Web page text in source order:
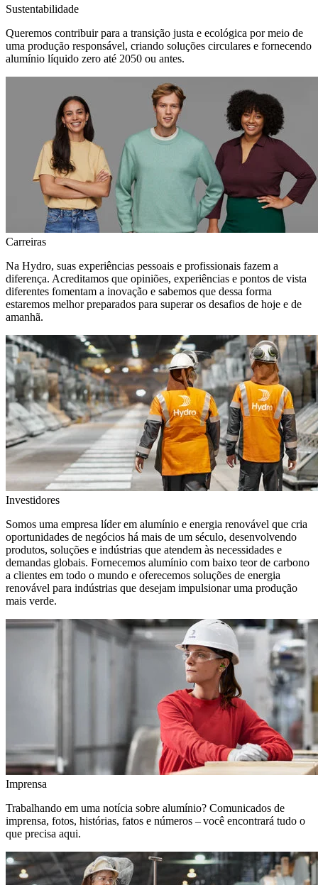
Sustentabilidade
Queremos contribuir para a transição justa e ecológica por meio de
uma produção responsável, criando soluções circulares e fornecendo
alumínio líquido zero até 2050 ou antes.
Carreiras
Na Hydro, suas experiências pessoais e profissionais fazem a
diferença. Acreditamos que opiniões, experiências e pontos de vista
diferentes fomentam a inovação e sabemos que dessa forma
estaremos melhor preparados para superar os desafios de hoje e de
amanhã.
Investidores
Somos uma empresa líder em alumínio e energia renovável que cria
oportunidades de negócios há mais de um século, desenvolvendo
produtos, soluções e indústrias que atendem às necessidades e
demandas globais. Fornecemos alumínio com baixo teor de carbono
a clientes em todo o mundo e oferecemos soluções de energia
renovável para indústrias que desejam impulsionar uma produção
mais verde.
Imprensa
Trabalhando em uma notícia sobre alumínio? Comunicados de
imprensa, fotos, histórias, fatos e números – você encontrará tudo o
que precisa aqui.